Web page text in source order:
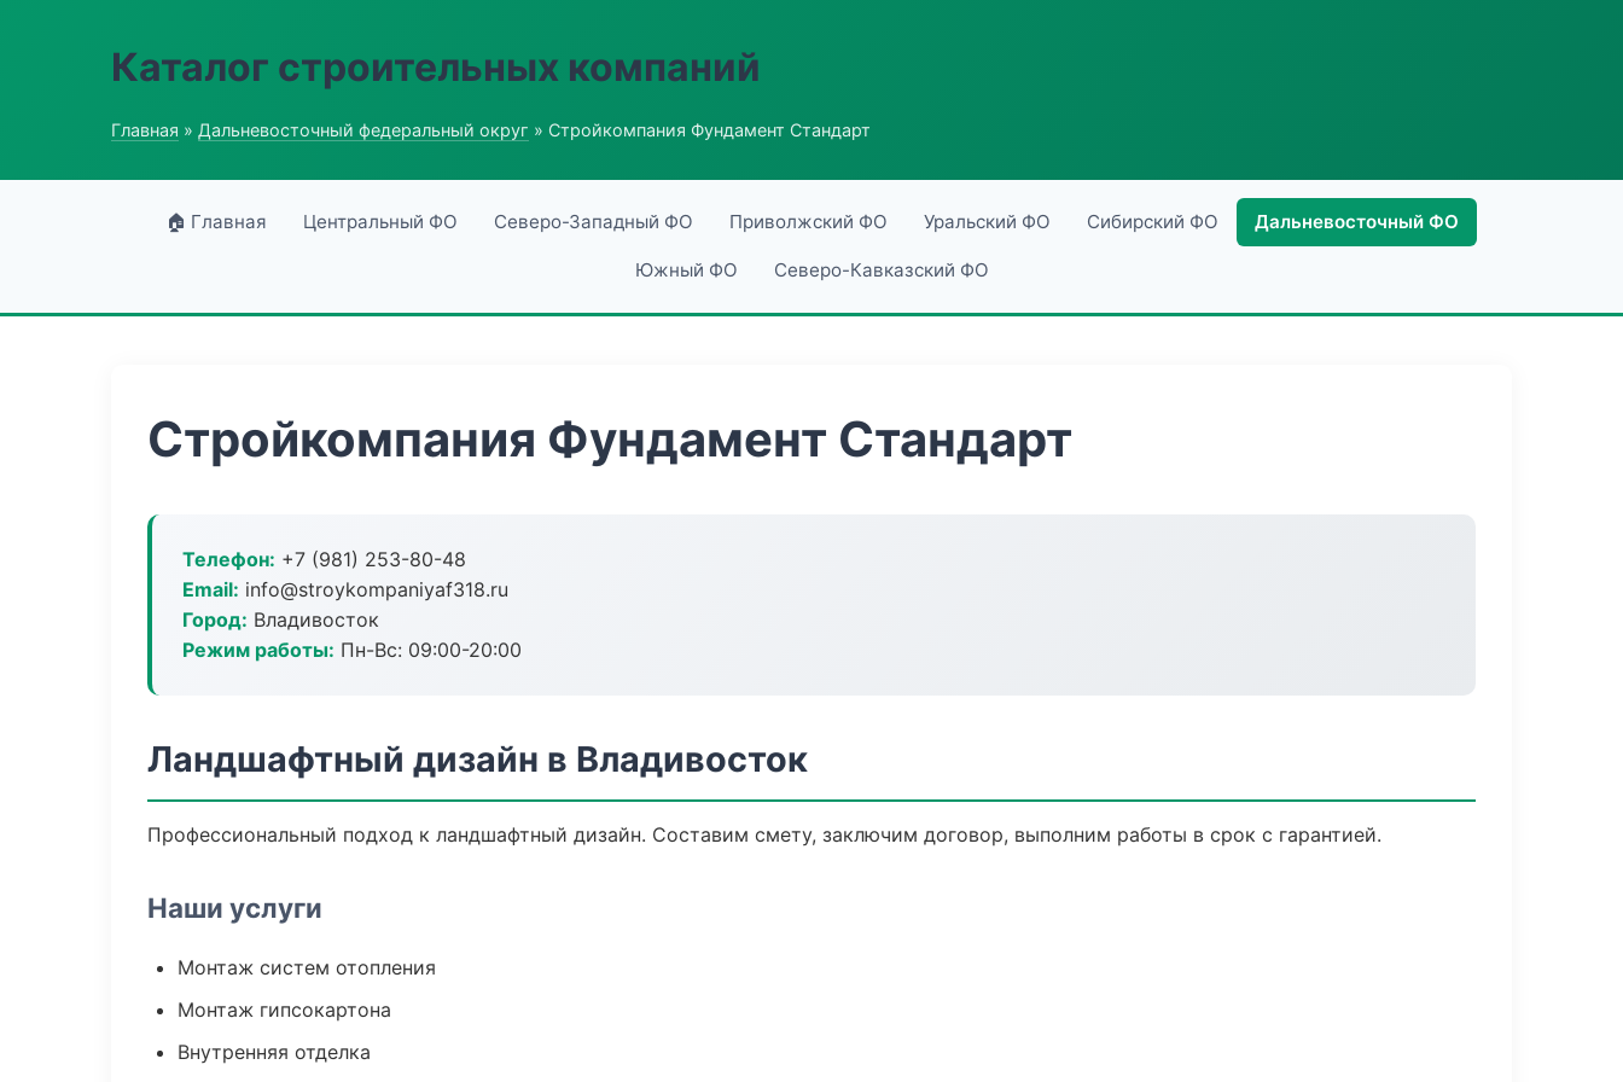
Каталог строительных компаний
Главная » Дальневосточный федеральный округ » Стройкомпания Фундамент Стандарт
🏠 Главная Центральный ФО Северо-Западный ФО Приволжский ФО Уральский ФО Сибирский ФО Дальневосточный ФО
Южный ФО Северо-Кавказский ФО
Стройкомпания Фундамент Стандарт
Телефон: +7 (981) 253-80-48
Email: info@stroykompaniyaf318.ru
Город: Владивосток
Режим работы: Пн-Вс: 09:00-20:00
Ландшафтный дизайн в Владивосток
Профессиональный подход к ландшафтный дизайн. Составим смету, заключим договор, выполним работы в срок с гарантией.
Наши услуги
Монтаж систем отопления
Монтаж гипсокартона
Внутренняя отделка